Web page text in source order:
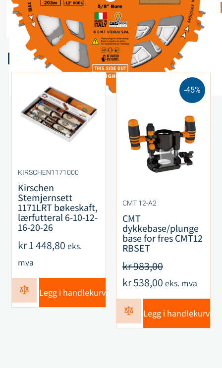
Spesifikasjoner
Relaterte produkter
KIRSCHEN1171000
Kirschen
Stemjernsett
1171LRT bøkeskaft,
lærfutteral 6-10-12-
16-20-26
kr1 448,80 eks.
mva
Legg i handlekurv
-45%
CMT 12-A2
CMT
dykkebase/plunge
base for fres CMT12
RBSET
kr983,00
kr538,00 eks. mva
Legg i handlekurv